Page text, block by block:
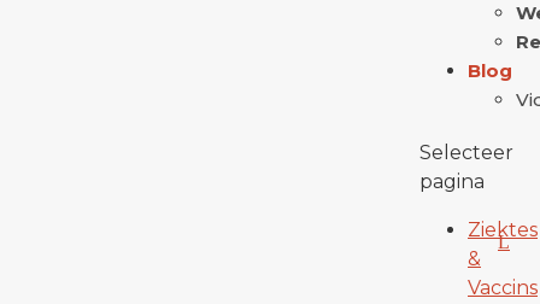
Blog
Selecteer
pagina
Ziektes
&
Vaccins